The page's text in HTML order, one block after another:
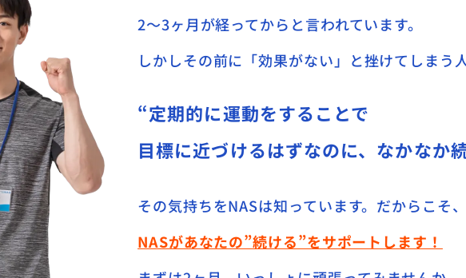
2～3ヶ月が経ってからと言われています。
しかしその前に「効果がない」と挫けてしまう
“定期的に運動をすることで
目標に近づけるはずなのに、なかなか
その気持ちをNASは知っています。 だからこそ、
NASがあなたの”続ける”をサポートします！